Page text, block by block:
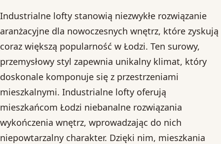
Industrialne lofty stanowią niezwykłe rozwiązanie
aranżacyjne dla nowoczesnych wnętrz, które zyskują
coraz większą popularność w Łodzi. Ten surowy,
przemysłowy styl zapewnia unikalny klimat, który
doskonale komponuje się z przestrzeniami
mieszkalnymi. Industrialne lofty oferują
mieszkańcom Łodzi niebanalne rozwiązania
wykończenia wnętrz, wprowadzając do nich
niepowtarzalny charakter. Dzięki nim, mieszkania